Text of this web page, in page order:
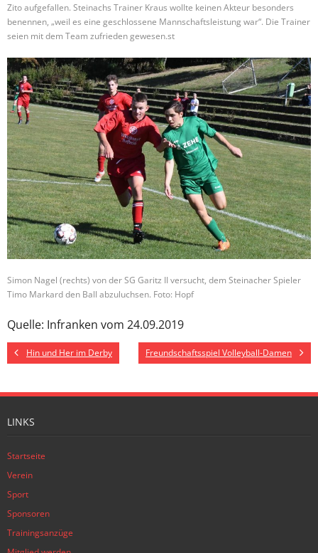
Zito aufgefallen. Steinachs Trainer Kraus wollte keinen Akteur besonders
benennen, „weil es eine geschlossene Mannschaftsleistung war“. Die Trainer
seien mit dem Team zufrieden gewesen.st
Simon Nagel (rechts) von der SG Garitz II versucht, dem Steinacher Spieler
Timo Markard den Ball abzuluchsen. Foto: Hopf
Quelle: Infranken vom 24.09.2019
Hin und Her im Derby Freundschaftsspiel Volleyball-Damen
LINKS
Startseite
Verein
Sport
Sponsoren
Trainingsanzüge